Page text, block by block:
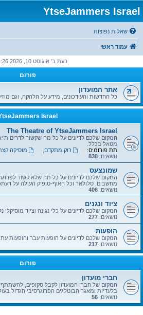
YtseJammers Israel
שאלות נפוצות
עמוד ראשי
כעת ב' אוגוסט 10, 2026 4:26 am
פורום
אתר המועדון
כל החדשות והעידכונים, מידע על הלהקה, וגם
Israel
The Theatre of YtseJammers Israel
המקום שלכם לדיונים על כל מה שקשור לדרים
מטאל בכלל.
תת פורומים:
רוק מתקדם
מוסיקה
נושאים: 838
שמונצעס
המקום שלכם לדיונים על כל מה שלא קשור
מחשבים, סלולאר וכל האוף-טופיק העולה על
נושאים: 406
ציוד ונגנים
המקום שלכם לדיונים על כלי נגינה וציוד מוסיקלי
נושאים: 277
הופעות
המקום שלכם לדיונים על הופעות עבר והופעות
נושאים: 217
פורום
חברי מועדון
המקום של חברי המועדון לקבל סקופים, להשתתף
בלעדיות ומאגר הבוטלגים הפרוגרסיבי הגדול
נושאים: 56